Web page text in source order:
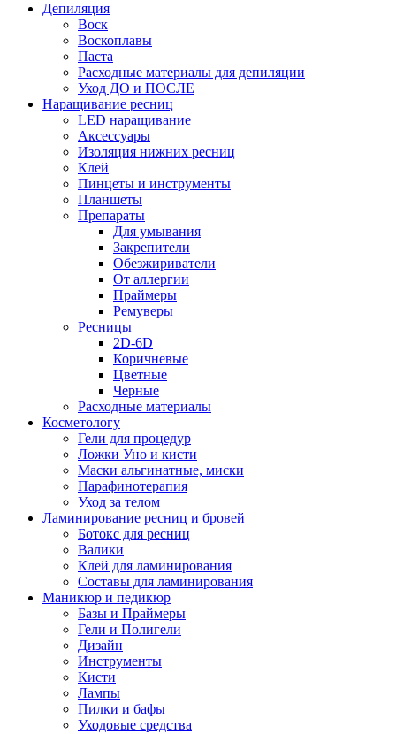
Депиляция
Воск
Воскоплавы
Паста
Расходные материалы для депиляции
Уход ДО и ПОСЛЕ
Наращивание ресниц
LED наращивание
Аксессуары
Изоляция нижних ресниц
Клей
Пинцеты и инструменты
Планшеты
Препараты
Для умывания
Закрепители
Обезжириватели
От аллергии
Праймеры
Ремуверы
Ресницы
2D-6D
Коричневые
Цветные
Черные
Расходные материалы
Косметологу
Гели для процедур
Ложки Уно и кисти
Маски альгинатные, миски
Парафинотерапия
Уход за телом
Ламинирование ресниц и бровей
Ботокс для ресниц
Валики
Клей для ламинирования
Составы для ламинирования
Маникюр и педикюр
Базы и Праймеры
Гели и Полигели
Дизайн
Инструменты
Кисти
Лампы
Пилки и бафы
Уходовые средства